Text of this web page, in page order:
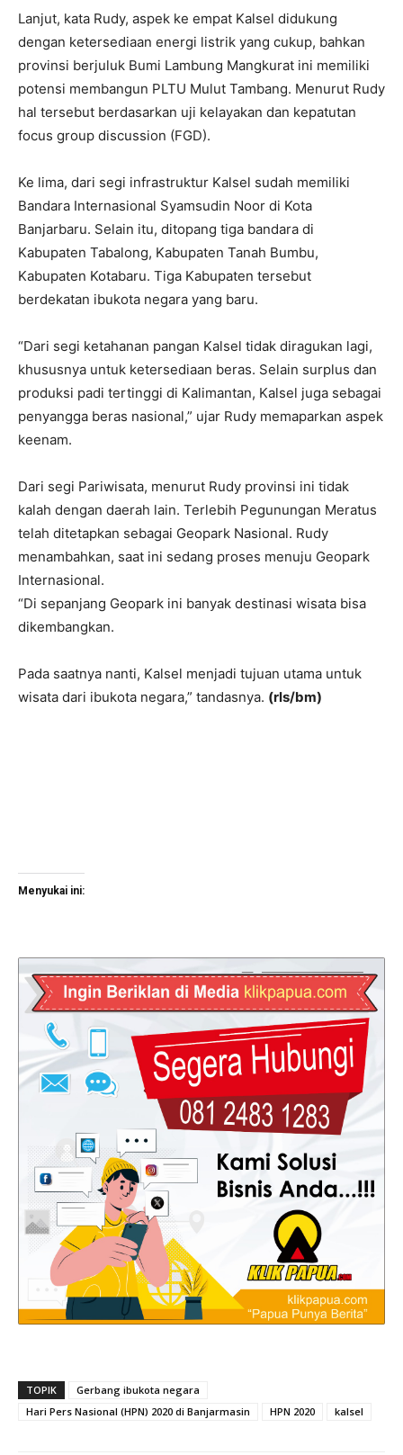
Lanjut, kata Rudy, aspek ke empat Kalsel didukung
dengan ketersediaan energi listrik yang cukup, bahkan
provinsi berjuluk Bumi Lambung Mangkurat ini memiliki
potensi membangun PLTU Mulut Tambang. Menurut Rudy
hal tersebut berdasarkan uji kelayakan dan kepatutan
focus group discussion (FGD).
Ke lima, dari segi infrastruktur Kalsel sudah memiliki
Bandara Internasional Syamsudin Noor di Kota
Banjarbaru. Selain itu, ditopang tiga bandara di
Kabupaten Tabalong, Kabupaten Tanah Bumbu,
Kabupaten Kotabaru. Tiga Kabupaten tersebut
berdekatan ibukota negara yang baru.
“Dari segi ketahanan pangan Kalsel tidak diragukan lagi,
khususnya untuk ketersediaan beras. Selain surplus dan
produksi padi tertinggi di Kalimantan, Kalsel juga sebagai
penyangga beras nasional,” ujar Rudy memaparkan aspek
keenam.
Dari segi Pariwisata, menurut Rudy provinsi ini tidak
kalah dengan daerah lain. Terlebih Pegunungan Meratus
telah ditetapkan sebagai Geopark Nasional. Rudy
menambahkan, saat ini sedang proses menuju Geopark
Internasional.
“Di sepanjang Geopark ini banyak destinasi wisata bisa
dikembangkan.
Pada saatnya nanti, Kalsel menjadi tujuan utama untuk
wisata dari ibukota negara,” tandasnya. (rls/bm)
Menyukai ini:
TOPIK
Gerbang ibukota negara
Hari Pers Nasional (HPN) 2020 di Banjarmasin
HPN 2020 kalsel